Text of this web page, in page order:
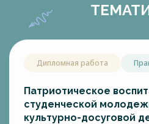
Дипломная работа
Патриотическое
студенческой
культурно-досуговой